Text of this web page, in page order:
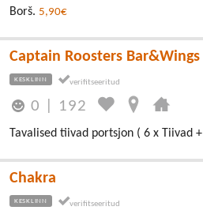
Borš. 5,90€
Captain Roosters Bar&Wings
KESKLINN
0 192
Tavalised tiivad portsjon ( 6 x Tiivad
Chakra
KESKLINN